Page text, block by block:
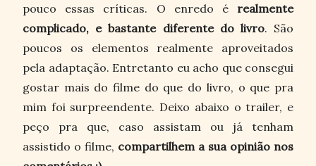
pouco essas críticas. O enredo é realmente
complicado, e bastante diferente do livro. São
poucos os elementos realmente aproveitados
pela adaptação. Entretanto eu acho que consegui
gostar mais do filme do que do livro, o que pra
mim foi surpreendente. Deixo abaixo o trailer, e
peço pra que, caso assistam ou já tenham
assistido o filme, compartilhem a sua opinião nos